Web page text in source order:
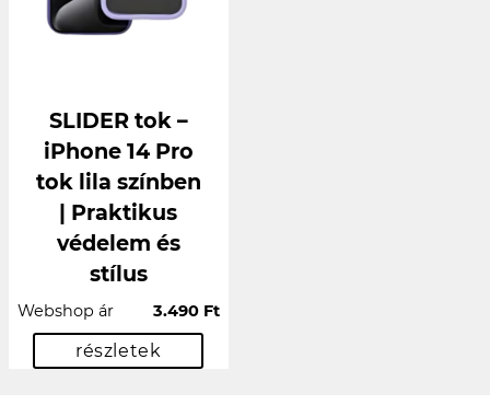
SLIDER tok –
iPhone 14 Pro
tok lila színben
| Praktikus
védelem és
stílus
Webshop ár 3.490 Ft
részletek